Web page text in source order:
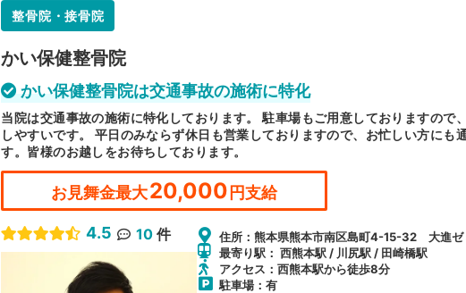
整骨院・接骨院
かい保健整骨院
かい保健整骨院は交通事故の施術に特化
当院は交通事故の施術に特化しております。 駐車場もご用意しておりますので
しやすいです。 平日のみならず休日も営業しておりますので、お忙しい方にも
す。皆様のお越しをお待ちしております。
お見舞金最大20,000円支給
4.5 10 件
住所：熊本県熊本市南区島町4-15-32 大進ゼ
最寄り駅： 西熊本駅 / 川尻駅 / 田崎橋駅
アクセス：西熊本駅から徒歩8分
駐車場：有